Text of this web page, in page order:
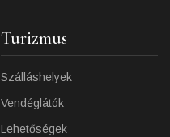
Turizmus
Szálláshelyek
Vendéglátók
Lehetőségek